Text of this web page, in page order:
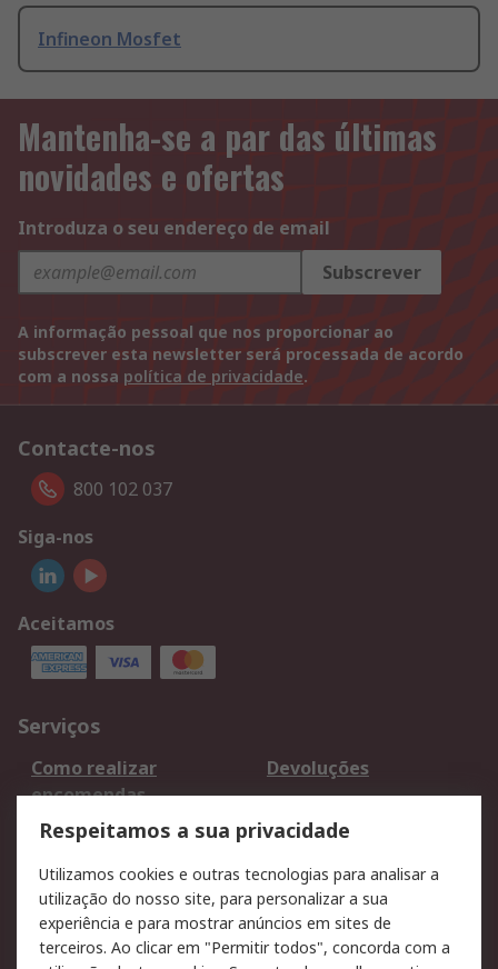
Infineon Mosfet
Mantenha-se a par das últimas
novidades e ofertas
Introduza o seu endereço de email
Subscrever
A informação pessoal que nos proporcionar ao
subscrever esta newsletter será processada de acordo
com a nossa política de privacidade.
Contacte-nos
800 102 037
Siga-nos
Aceitamos
Serviços
Como realizar
encomendas
Devoluções
Formas de entrega
Qualidade e ambiente
Pagamento e
faturação
Respeitamos a sua privacidade
Utilizamos cookies e outras tecnologias para analisar a
utilização do nosso site, para personalizar a sua
experiência e para mostrar anúncios em sites de
terceiros. Ao clicar em "Permitir todos", concorda com a